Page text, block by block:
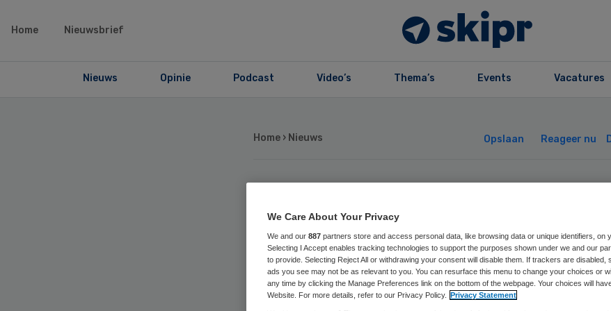
Home Nieuwsbrief
Nieuws Opinie Podcast Video’s Thema’s Events Vacatures
Home › Nieuws Opslaan Reageer nu
Fries zorgcomplex
ontruimd om
We Care About Your Privacy
We and our 887 partners store and access personal data, like browsing data or unique identifiers, on
Selecting I Accept enables tracking technologies to support the purposes shown under we and our
to provide. Selecting Reject All or withdrawing your consent will disable them. If trackers are disabled,
ads you see may not be as relevant to you. You can resurface this menu to change your choices or
any time by clicking the Manage Preferences link on the bottom of the webpage. Your choices will
Website. For more details, refer to our Privacy Policy. Privacy Statement